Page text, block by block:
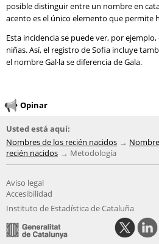
posible distinguir entre un nombre en
acento es el único elemento que permite
Esta incidencia se puede ver, por
niñas. Así, el registro de Sofia incluye
el nombre Gal·la se diferencia de Gala.
Opinar
Usted está aquí:
Nombres de los recién nacidos
recién nacidos
Metodología
Aviso legal
Accesibilidad
Instituto de Estadística de Cataluña